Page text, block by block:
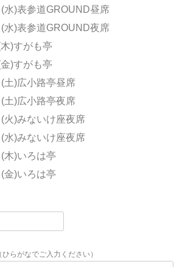
)表参道GROUND昼席
)表参道GROUND夜席
)すがも亭
)すがも亭
)広小路亭昼席
)広小路亭夜席
火)みないけ座夜席
水)みないけ座夜席
)いろは亭
)いろは亭
（ひらがなでご入力ください）